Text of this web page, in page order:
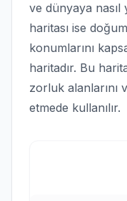
ve dünyaya nasıl
haritası ise
konumlarını
haritadır. Bu
zorluk alanlarını
etmede kullanılır.